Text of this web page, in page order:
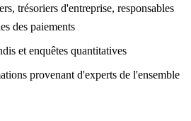
trésoriers d'entreprise, responsables
des paiements
et enquêtes quantitatives
provenant d'experts de l'ensemble